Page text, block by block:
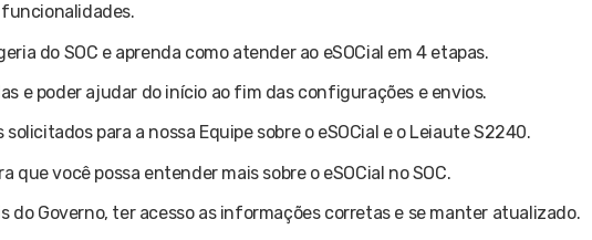
funcionalidades.
do SOC e aprenda como atender ao eSOCial em 4 etapas.
e poder ajudar do início ao fim das configurações e envios.
para a nossa Equipe sobre o eSOCial e o Leiaute S2240.
que você possa entender mais sobre o eSOCial no SOC.
Governo, ter acesso as informações corretas e se manter atualizado.